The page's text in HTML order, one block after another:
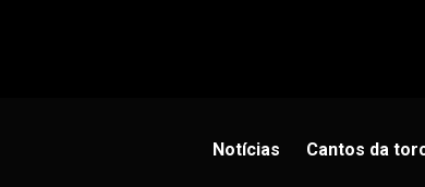
Notícias Cantos da